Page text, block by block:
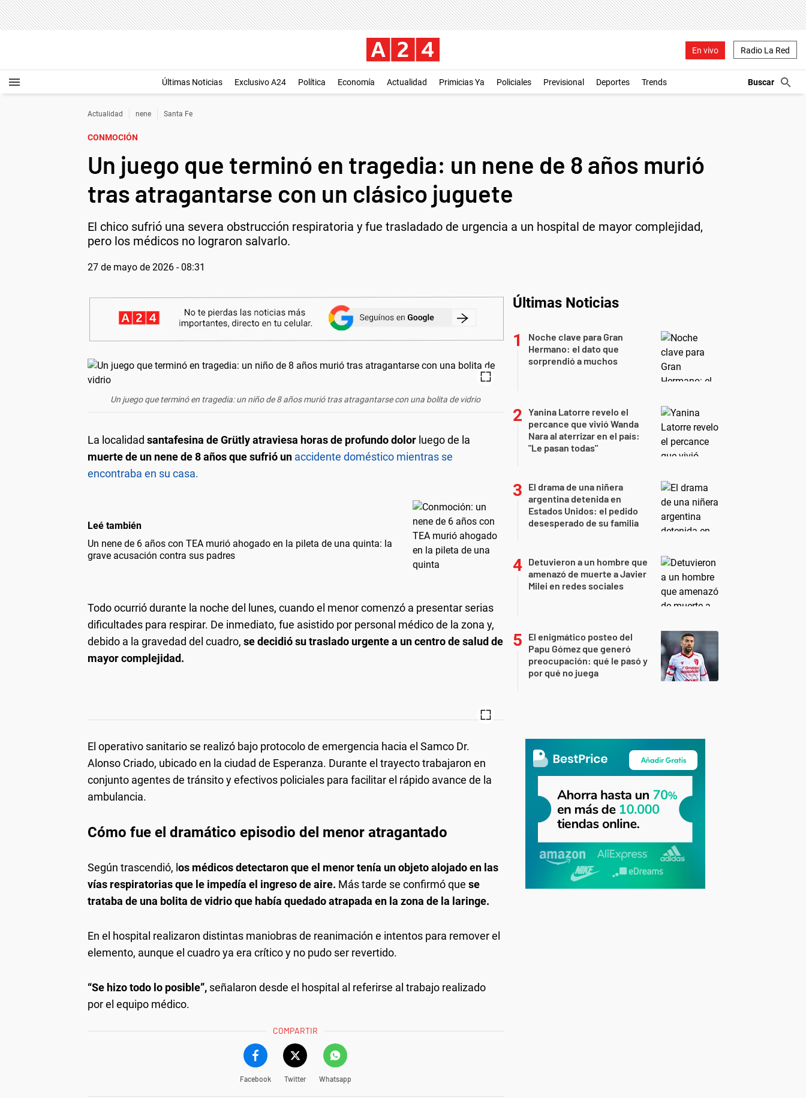
En vivo Radio La Red
Últimas Noticias Exclusivo A24 Política Economía Actualidad Primicias Ya Policiales Previsional Deportes Trends
Actualidad nene Santa Fe
CONMOCIÓN
Un juego que terminó en tragedia: un nene de 8 años murió
tras atragantarse con un clásico juguete
El chico sufrió una severa obstrucción respiratoria y fue trasladado de urgencia a un hospital de mayor complejidad,
pero los médicos no lograron salvarlo.
27 de mayo de 2026 - 08:31
Un juego que terminó en tragedia: un niño de 8 años murió tras atragantarse con una bolita de vidrio
La localidad santafesina de Grütly atraviesa horas de profundo dolor luego de la
muerte de un nene de 8 años que sufrió un accidente doméstico mientras se
encontraba en su casa.
Leé también
Un nene de 6 años con TEA murió ahogado en la pileta de una quinta: la
grave acusación contra sus padres
Todo ocurrió durante la noche del lunes, cuando el menor comenzó a presentar serias
dificultades para respirar. De inmediato, fue asistido por personal médico de la zona y,
debido a la gravedad del cuadro, se decidió su traslado urgente a un centro de salud de
mayor complejidad.
El operativo sanitario se realizó bajo protocolo de emergencia hacia el Samco Dr.
Alonso Criado, ubicado en la ciudad de Esperanza. Durante el trayecto trabajaron en
conjunto agentes de tránsito y efectivos policiales para facilitar el rápido avance de la
ambulancia.
Cómo fue el dramático episodio del menor atragantado
Según trascendió, l os médicos detectaron que el menor tenía un objeto alojado en las
vías respiratorias que le impedía el ingreso de aire. Más tarde se confirmó que se
trataba de una bolita de vidrio que había quedado atrapada en la zona de la laringe.
En el hospital realizaron distintas maniobras de reanimación e intentos para remover el
elemento, aunque el cuadro ya era crítico y no pudo ser revertido.
“Se hizo todo lo posible”, señalaron desde el hospital al referirse al trabajo realizado
por el equipo médico.
COMPARTIR
Facebook Twitter Whatsapp
Últimas Noticias
Noche clave para Gran
Hermano: el dato que
sorprendió a muchos
Yanina Latorre revelo el
percance que vivió Wanda
Nara al aterrizar en el país:
"Le pasan todas"
El drama de una niñera
argentina detenida en
Estados Unidos: el pedido
desesperado de su familia
Detuvieron a un hombre que
amenazó de muerte a Javier
Milei en redes sociales
El enigmático posteo del
Papu Gómez que generó
preocupación: qué le pasó y
por qué no juega